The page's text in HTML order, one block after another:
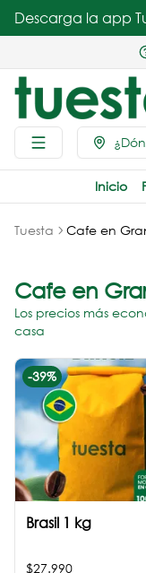
Descarga la app
Inicio
Tuesta Cafe en
Cafe en
Los precios más
casa
-39%
Brasil 1 kg
$27.990